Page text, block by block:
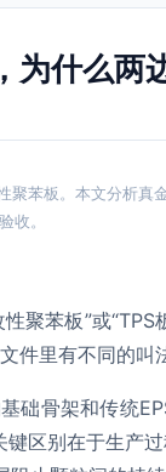
为什么两
苯板。本文分析
收。
聚苯板”或“TPS
件里有不同的叫
础骨架和传统
别在于生产过